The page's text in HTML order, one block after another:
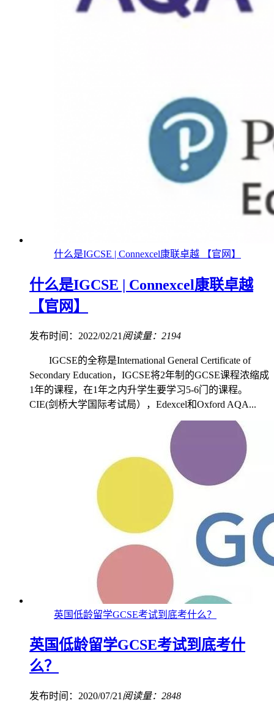
什么是IGCSE | Connexcel康联卓越 【官网】
什么是IGCSE | Connexcel康联卓越
【官网】
发布时间：2022/02/21 阅读量：2194
IGCSE的全称是International General Certificate of
Secondary Education，IGCSE将2年制的GCSE课程浓缩成
1年的课程，在1年之内升学生要学习5-6门的课程。
CIE(剑桥大学国际考试局），Edexcel和Oxford AQA...
英国低龄留学GCSE考试到底考什么？
英国低龄留学GCSE考试到底考什
么？
发布时间：2020/07/21 阅读量：2848